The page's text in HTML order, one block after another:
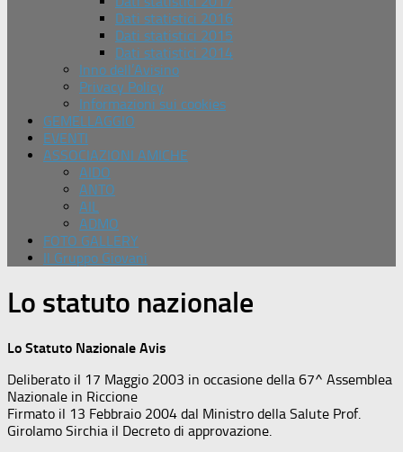
Dati statistici 2016
Dati statistici 2015
Dati statistici 2014
Inno dell’Avisino
Privacy Policy
Informazioni sui cookies
GEMELLAGGIO
EVENTI
ASSOCIAZIONI AMICHE
AIDO
ANTO
AIL
ADMO
FOTO GALLERY
Il Gruppo Giovani
Lo statuto nazionale
Lo Statuto Nazionale Avis
Deliberato il 17 Maggio 2003 in occasione della 67^ Assemblea
Nazionale in Riccione
Firmato il 13 Febbraio 2004 dal Ministro della Salute Prof.
Girolamo Sirchia il Decreto di approvazione.